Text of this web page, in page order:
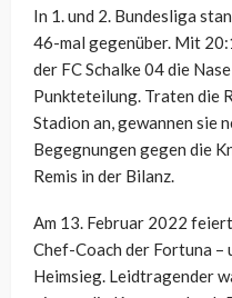
In 1. und 2. Bundesliga
46-mal gegenüber. Mit
der FC Schalke 04 die
Punkteteilung. Traten die
Stadion an, gewannen sie
Begegnungen gegen die
Remis in der Bilanz.
Am 13. Februar 2022
Chef-Coach der Fortuna –
Heimsieg. Leidtragender